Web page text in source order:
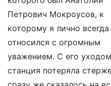
Петрович Мокроусов, к
которому я лично всегда
относился с огромным
уважением. С его уходом
станция потеряла